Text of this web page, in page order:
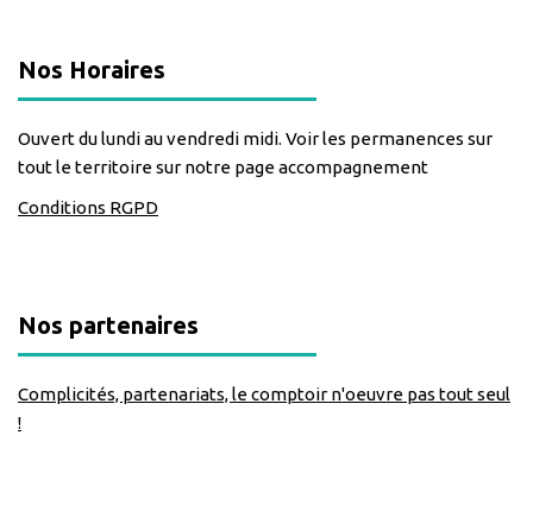
Nos Horaires
Ouvert du lundi au vendredi midi. Voir les permanences sur
tout le territoire sur notre page accompagnement
Conditions RGPD
Nos partenaires
Complicités, partenariats, le comptoir n'oeuvre pas tout seul
!